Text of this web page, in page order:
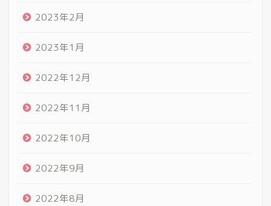
2023年2月
2023年1月
2022年12月
2022年11月
2022年10月
2022年9月
2022年8月